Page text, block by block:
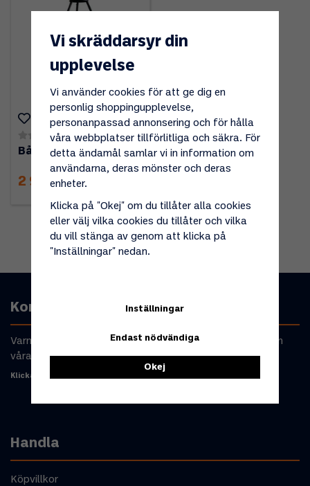
(0)
Bålpanna Jette
2 990 kr
Kontakta oss
Varmt välkommen att kontakta oss om du har frågor om
våra produkter eller din beställning.
Klicka här för att komma till kontaktformulär
Handla
Köpvillkor
Vi skräddarsyr din
upplevelse
Vi använder cookies för att ge dig en
personlig shoppingupplevelse,
personanpassad annonsering och för hålla
våra webbplatser tillförlitliga och säkra. För
detta ändamål samlar vi in information om
användarna, deras mönster och deras
enheter.
Klicka på "Okej" om du tillåter alla cookies
eller välj vilka cookies du tillåter och vilka
du vill stänga av genom att klicka på
"Inställningar" nedan.
Inställningar
Endast nödvändiga
Okej